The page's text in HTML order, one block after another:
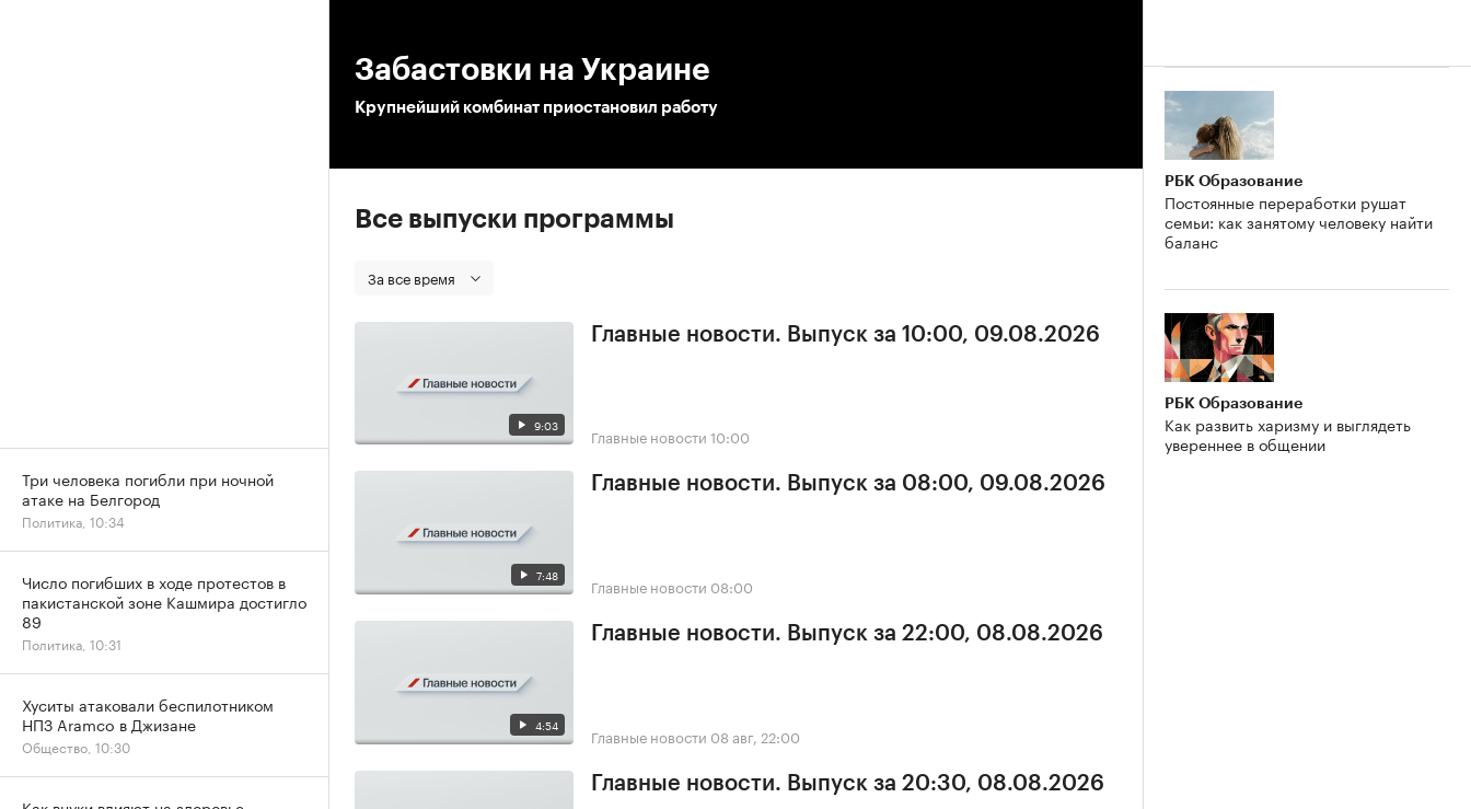
Забастовки на Украине
Крупнейший комбинат приостановил работу
Все выпуски программы
За все время
9:03
Главные новости. Выпуск за 10:00, 09.08.2026
Главные новости 10:00
7:48
Главные новости. Выпуск за 08:00, 09.08.2026
Главные новости 08:00
4:54
Главные новости. Выпуск за 22:00, 08.08.2026
Главные новости 08 авг, 22:00
Главные новости. Выпуск за 20:30, 08.08.2026
РБК Образование
Постоянные переработки рушат
семьи: как занятому человеку найти
баланс
РБК Образование
Как развить харизму и выглядеть
увереннее в общении
Три человека погибли при ночной
атаке на Белгород
Политика, 10:34
Число погибших в ходе протестов в
пакистанской зоне Кашмира достигло
89
Политика, 10:31
Хуситы атаковали беспилотником
НПЗ Aramco в Джизане
Общество, 10:30